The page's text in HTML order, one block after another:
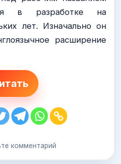
в разработке на
лет. Изначально он
расширение
комментарий